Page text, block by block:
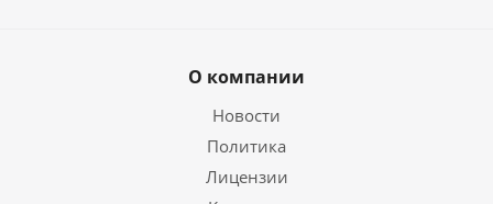
О компании
Новости
Политика
Лицензии